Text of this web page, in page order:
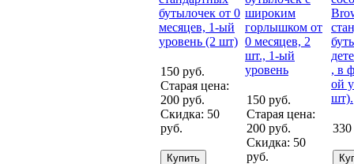
бутылочек от 0
месяцев, 1-ый
уровень (2 шт)
150 руб.
Старая цена:
200 руб.
Скидка: 50
руб.
широким
горлышком от
0 месяцев, 2
шт., 1-ый
уровень
150 руб.
Старая цена:
200 руб.
Скидка: 50
руб.
, в
ой
шт).
330